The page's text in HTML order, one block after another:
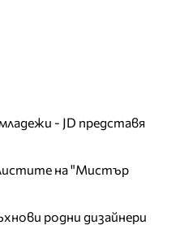
- JD представя
на "Мистър
родни дизайнери